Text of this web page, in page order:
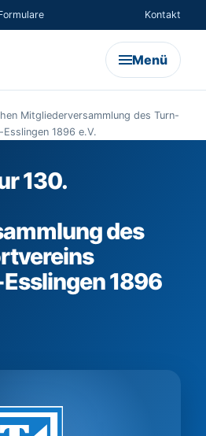
Kontakt
Menü
Mitgliederversammlung des Turn-
1896 e.V.
130.
des
1896